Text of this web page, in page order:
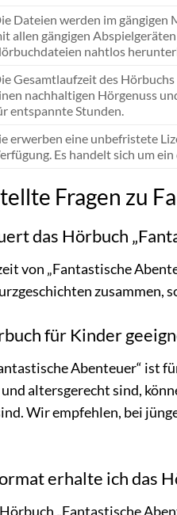
Dateien werden im
allen gängigen
nahtlos
Gesamtlaufzeit des
nachhaltigen Hörgenuss
entspannte Stunden.
erwerben eine unbefristete
Es handelt sich um
Fragen zu
das Hörbuch
von „Fantastische
zusammen,
für Kinder
Abenteuer“ ist
altersgerecht sind,
Wir empfehlen, bei
erhalte ich das
„Fantastische